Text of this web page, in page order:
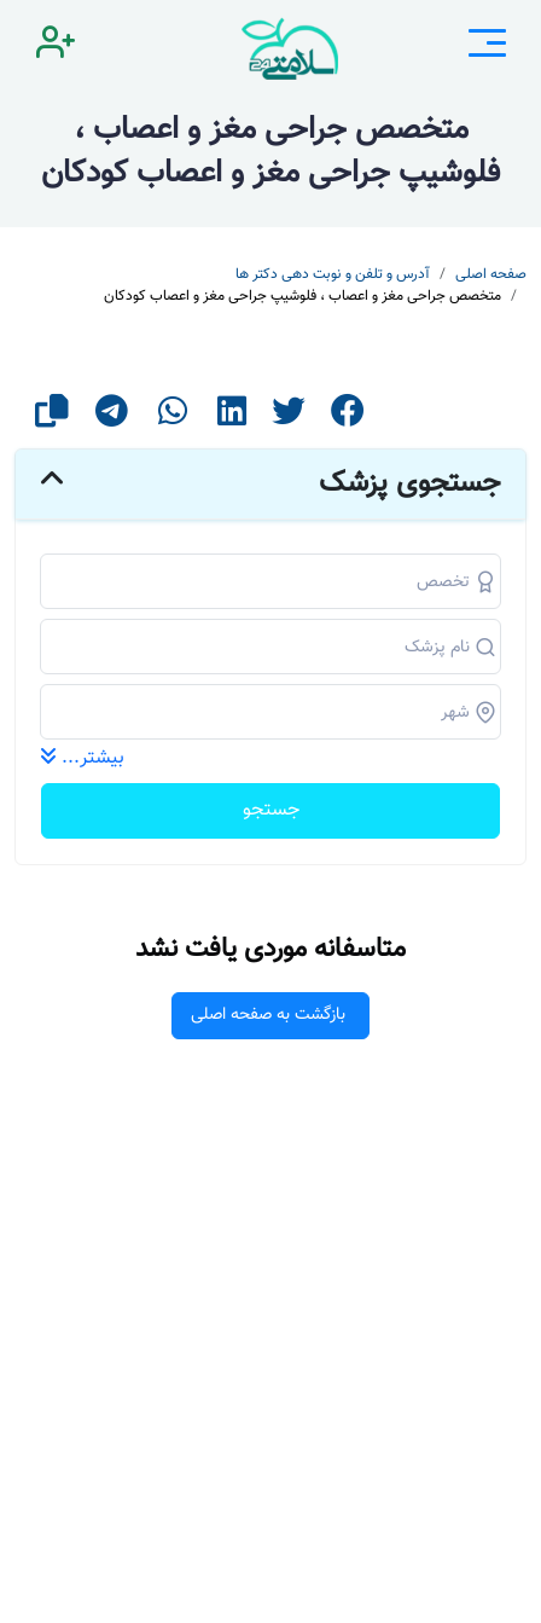
متخصص جراحی مغز و اعصاب ،
فلوشیپ جراحی مغز و اعصاب کودکان
صفحه اصلی
آدرس و تلفن و نوبت دهی دکتر ها
متخصص جراحی مغز و اعصاب ، فلوشیپ جراحی مغز و اعصاب کودکان
جستجوی پزشک
بیشتر...
جستجو
متاسفانه موردی یافت نشد
بازگشت به صفحه اصلی